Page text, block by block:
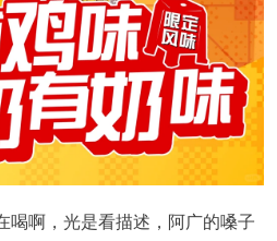
喝啊，光是看描述，阿广的嗓子